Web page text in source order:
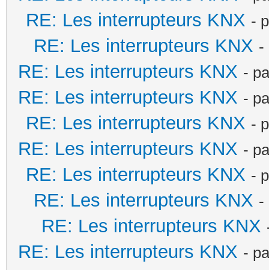
RE: Les interrupteurs KNX -
RE: Les interrupteurs KNX -
RE: Les interrupteurs KNX -
RE: Les interrupteurs KNX -
RE: Les interrupteurs KNX -
RE: Les interrupteurs KNX -
RE: Les interrupteurs KNX -
RE: Les interrupteurs KNX -
RE: Les interrupteurs KNX
RE: Les interrupteurs KNX -